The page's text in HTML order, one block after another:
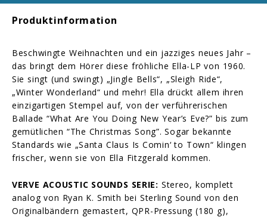
Produktinformation
Beschwingte Weihnachten und ein jazziges neues Jahr –
das bringt dem Hörer diese fröhliche Ella-LP von 1960.
Sie singt (und swingt) „Jingle Bells“, „Sleigh Ride“,
„Winter Wonderland“ und mehr! Ella drückt allem ihren
einzigartigen Stempel auf, von der verführerischen
Ballade “What Are You Doing New Year’s Eve?” bis zum
gemütlichen “The Christmas Song”. Sogar bekannte
Standards wie „Santa Claus Is Comin‘ to Town“ klingen
frischer, wenn sie von Ella Fitzgerald kommen.
VERVE ACOUSTIC SOUNDS SERIE: Stereo, komplett
analog von Ryan K. Smith bei Sterling Sound von den
Originalbändern gemastert, QPR-Pressung (180 g),